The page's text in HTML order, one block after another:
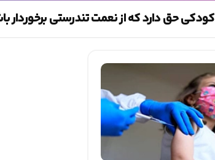
حق دارد که از نعمت تندرستی برخوردار